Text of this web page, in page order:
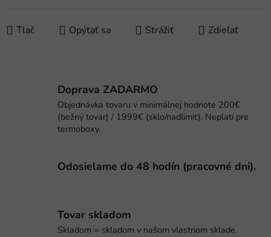
Tlač Opýtať sa Strážiť Zdieľať
Doprava ZADARMO
Objednávka tovaru v minimálnej hodnote 200€
(bežný tovar) / 1999€ (sklo/nadlimit). Neplatí pre
termoboxy.
Odosielame do 48 hodín (pracovné dni).
Tovar skladom
Skladom = skladom v našom vlastnom sklade.